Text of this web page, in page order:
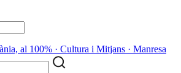
al 100% · Cultura i Mitjans · Manresa